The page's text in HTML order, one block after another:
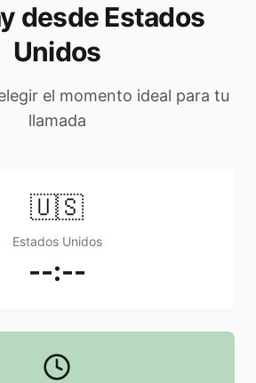
desde Estados
Unidos
el momento ideal para tu
llamada
🇺🇸
Estados Unidos
--:--